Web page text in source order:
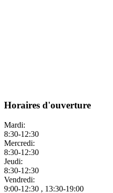
Horaires d'ouverture
Mardi:
8:30-12:30
Mercredi:
8:30-12:30
Jeudi:
8:30-12:30
Vendredi:
9:00-12:30 , 13:30-19:00